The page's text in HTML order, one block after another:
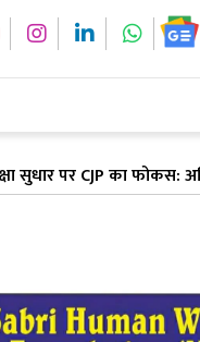
CJP का फोकस: अभिजीत